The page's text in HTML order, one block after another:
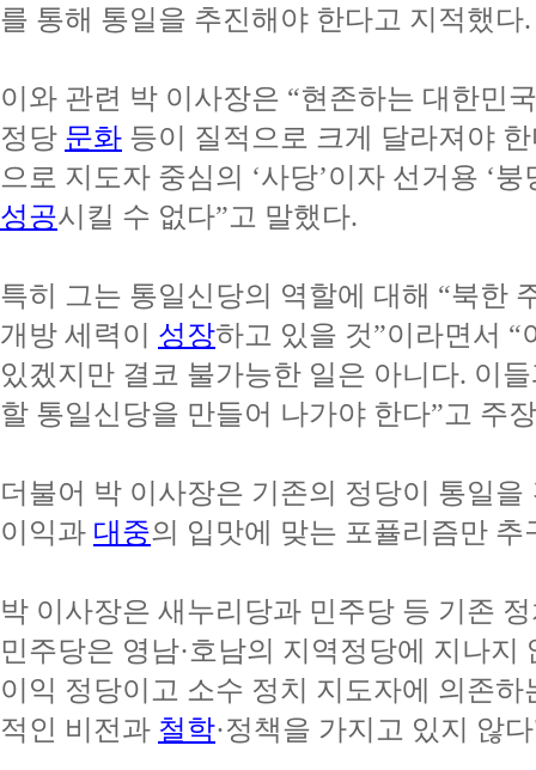
를 통해 통일을 추진해야 한다고 지적했다.
이와 관련 박 이사장은 “현존하는 대한민
정당 문화 등이 질적으로 크게 달라져야
으로 지도자 중심의 ‘사당’이자 선거용 ‘
성공시킬 수 없다”고 말했다.
특히 그는 통일신당의 역할에 대해 “북한
개방 세력이 성장하고 있을 것”이라면서
있겠지만 결코 불가능한 일은 아니다. 이
할 통일신당을 만들어 나가야 한다”고 주
더불어 박 이사장은 기존의 정당이 통일
이익과 대중의 입맛에 맞는 포퓰리즘만
박 이사장은 새누리당과 민주당 등 기존
민주당은 영남·호남의 지역정당에 지나
이익 정당이고 소수 정치 지도자에 의존
적인 비전과 철학·정책을 가지고 있지 않